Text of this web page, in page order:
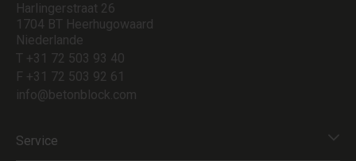
Harlingerstraat 26
1704 BT Heerhugowaard
Niederlande
T +31 72 503 93 40
F +31 72 503 92 61
info@betonblock.com
Service